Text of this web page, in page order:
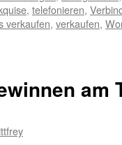
, telefonieren,
verkaufen, verkaufen,
am